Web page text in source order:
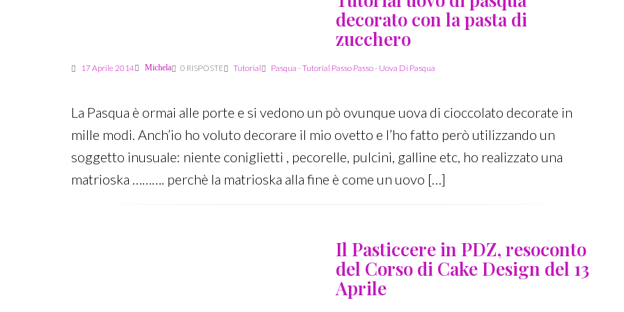
decorato con la pasta di
zucchero
17 Aprile 2014 Michela 0 RISPOSTE Tutorial Pasqua -Tutorial Passo Passo- Uova Di Pasqua
La Pasqua è ormai alle porte e si vedono un pò ovunque uova di cioccolato decorate in
mille modi. Anch’io ho voluto decorare il mio ovetto e l’ho fatto però utilizzando un
soggetto inusuale: niente coniglietti , pecorelle, pulcini, galline etc, ho realizzato una
matrioska ………. perchè la matrioska alla fine è come un uovo […]
Il Pasticcere in PDZ, resoconto
del Corso di Cake Design del 13
Aprile